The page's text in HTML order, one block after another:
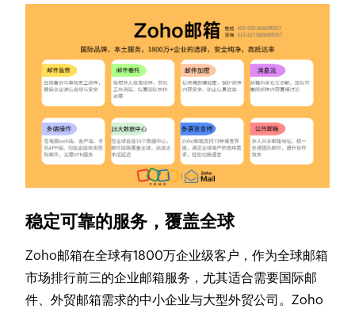
稳定可靠的服务，覆盖全球
Zoho邮箱在全球有1800万企业级客户，作为全球邮箱
市场排行前三的企业邮箱服务，尤其适合需要国际邮
件、外贸邮箱需求的中小企业与大型外贸公司。Zoho